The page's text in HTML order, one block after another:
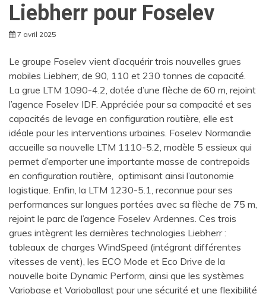
Liebherr pour Foselev
7 avril 2025
Le groupe Foselev vient d’acquérir trois nouvelles grues
mobiles Liebherr, de 90, 110 et 230 tonnes de capacité.
La grue LTM 1090-4.2, dotée d’une flèche de 60 m, rejoint
l’agence Foselev IDF. Appréciée pour sa compacité et ses
capacités de levage en configuration routière, elle est
idéale pour les interventions urbaines. Foselev Normandie
accueille sa nouvelle LTM 1110-5.2, modèle 5 essieux qui
permet d’emporter une importante masse de contrepoids
en configuration routière, optimisant ainsi l’autonomie
logistique. Enfin, la LTM 1230-5.1, reconnue pour ses
performances sur longues portées avec sa flèche de 75 m,
rejoint le parc de l’agence Foselev Ardennes. Ces trois
grues intègrent les dernières technologies Liebherr :
tableaux de charges WindSpeed (intégrant différentes
vitesses de vent), les ECO Mode et Eco Drive de la
nouvelle boite Dynamic Perform, ainsi que les systèmes
Variobase et Varioballast pour une sécurité et une flexibilité